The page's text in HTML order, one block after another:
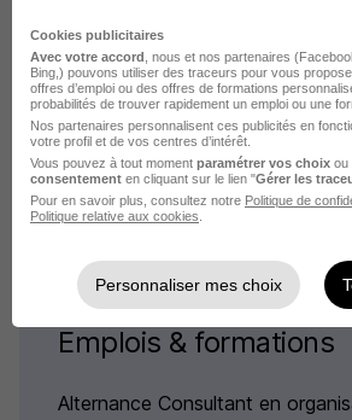
Transport - BTS G.T.L.A H/F
Aurlom BTS+ Lille
Lille - 59 Alternance Temps partiel
Cette offre n’est plus disponible
Emplois & formations
Alternance Consultant en
Cookies publicitaires
Avec votre accord , nous et nos partenaires
Bing,) pouvons utiliser des traceurs pour vous
offres d’emploi ou des offres de formations
probabilités de trouver rapidement un emploi ou une
Nos partenaires personnalisent ces publicités en
votre profil et de vos centres d’intérêt.
Vous pouvez à tout moment paramétrer vos choix ou
consentement en cliquant sur le lien "Gérer les
Pour en savoir plus, consultez notre Politique de
Politique relative aux cookies
Personnaliser mes choix